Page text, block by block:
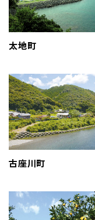
太地町
古座川町